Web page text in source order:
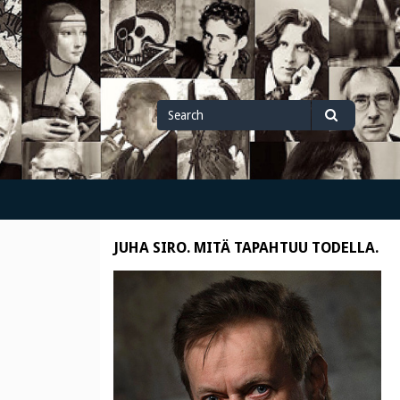
Search
for
Search
JUHA SIRO. MITÄ TAPAHTUU TODELLA.